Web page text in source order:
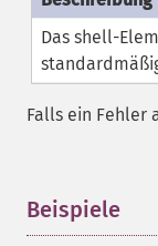
Das shell-
Falls ein Fehler
Beispiele